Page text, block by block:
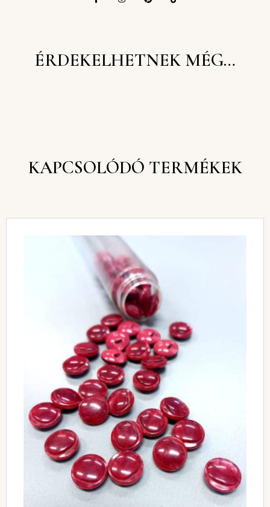
ÉRDEKELHETNEK MÉG…
KAPCSOLÓDÓ TERMÉKEK